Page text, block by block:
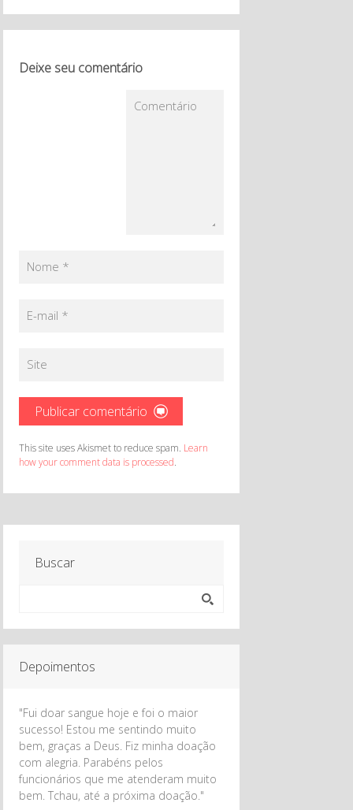
Deixe seu comentário
Comentário
Nome *
E-mail *
Site
This site uses Akismet to reduce spam. Learn
how your comment data is processed.
Buscar
Depoimentos
"Fui doar sangue hoje e foi o maior
sucesso! Estou me sentindo muito
bem, graças a Deus. Fiz minha doação
com alegria. Parabéns pelos
funcionários que me atenderam muito
bem. Tchau, até a próxima doação."